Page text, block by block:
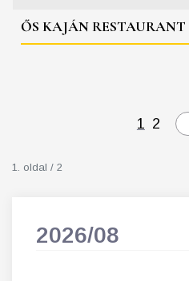
ŐS KAJÁN RESTAURANT
1 2
1. oldal / 2
2026/08